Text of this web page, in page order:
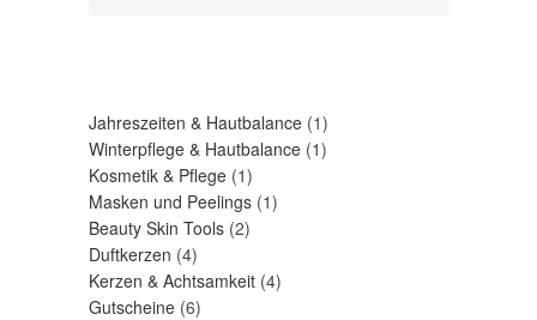
Jahreszeiten & Hautbalance 11
Produkt
Winterpflege & Hautbalance 11
Kosmetik & Pflege 11
Produkt
Masken und Peelings 11
Beauty Skin Tools 22
Duftkerzen 44
Produkte
Kerzen & Achtsamkeit 44
Gutscheine 66